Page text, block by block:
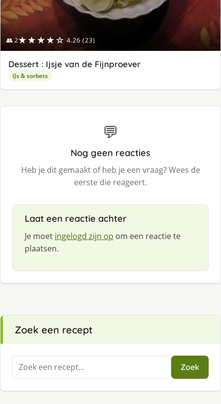
👥 2★★★★☆ 4.26 (23)
Dessert : Ijsje van de Fijnproever
IJs & sorbets
💬
Nog geen reacties
Heb je dit gemaakt of heb je een vraag? Wees de
eerste die reageert.
Laat een reactie achter
Je moet ingelogd zijn op om een reactie te
plaatsen.
Zoek een recept
Zoeken
naar:
Zoek